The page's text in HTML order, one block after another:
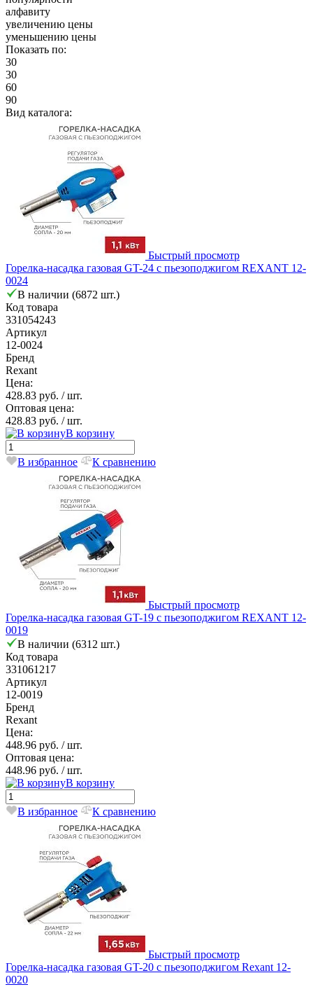
алфавиту
увеличению цены
уменьшению цены
Показать по:
30
30
60
90
Вид каталога:
Быстрый просмотр
Горелка-насадка газовая GT-24 с пьезоподжигом REXANT 12-
0024
В наличии (6872 шт.)
Код товара
331054243
Артикул
12-0024
Бренд
Rexant
Цена:
428.83 руб. / шт.
Оптовая цена:
428.83 руб. / шт.
В корзину
В избранное К сравнению
Быстрый просмотр
Горелка-насадка газовая GT-19 с пьезоподжигом REXANT 12-
0019
В наличии (6312 шт.)
Код товара
331061217
Артикул
12-0019
Бренд
Rexant
Цена:
448.96 руб. / шт.
Оптовая цена:
448.96 руб. / шт.
В корзину
В избранное К сравнению
Быстрый просмотр
Горелка-насадка газовая GT-20 с пьезоподжигом Rexant 12-
0020